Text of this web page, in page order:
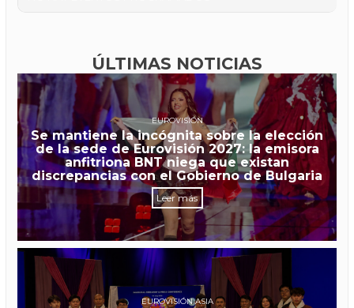
ÚLTIMAS NOTICIAS
EUROVISIÓN
Se mantiene la incógnita sobre la elección
de la sede de Eurovisión 2027: la emisora
anfitriona BNT niega que existan
discrepancias con el Gobierno de Bulgaria
Leer más
EUROVISIÓN ASIA